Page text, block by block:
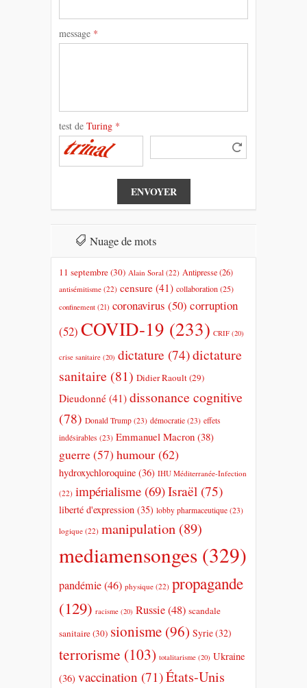
message *
test deTuring *
Nuage de mots
11 septembre(30) Alain Soral (22) Antipresse(26)
antisémitisme (22) censure (41) collaboration(25)
confinement (21) coronavirus (50) corruption
(52) COVID-19 (233) CRIF (20)
crise sanitaire (20) dictature (74)dictature
sanitaire (81) Didier Raoult(29)
Dieudonné (41) dissonance cognitive
(78) Donald Trump (23) démocratie (23) effets
indésirables (23) Emmanuel Macron (38)
guerre(57) humour (62)
hydroxychloroquine (36) IHU Méditerranée-Infection
(22) impérialisme (69)Israël (75)
liberté d'expression (35) lobby pharmaceutique (23)
logique (22) manipulation (89)
mediamensonges (329)
pandémie(46) physique (22) propagande
(129) racisme (20) Russie(48) scandale
sanitaire(30) sionisme (96) Syrie(32)
terrorisme (103) totalitarisme (20) Ukraine
(36) vaccination (71)États-Unis